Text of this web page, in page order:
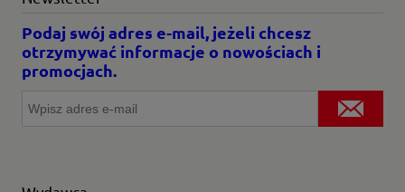
Podaj swój adres e-mail, jeżeli chcesz
otrzymywać informacje o nowościach i
promocjach.